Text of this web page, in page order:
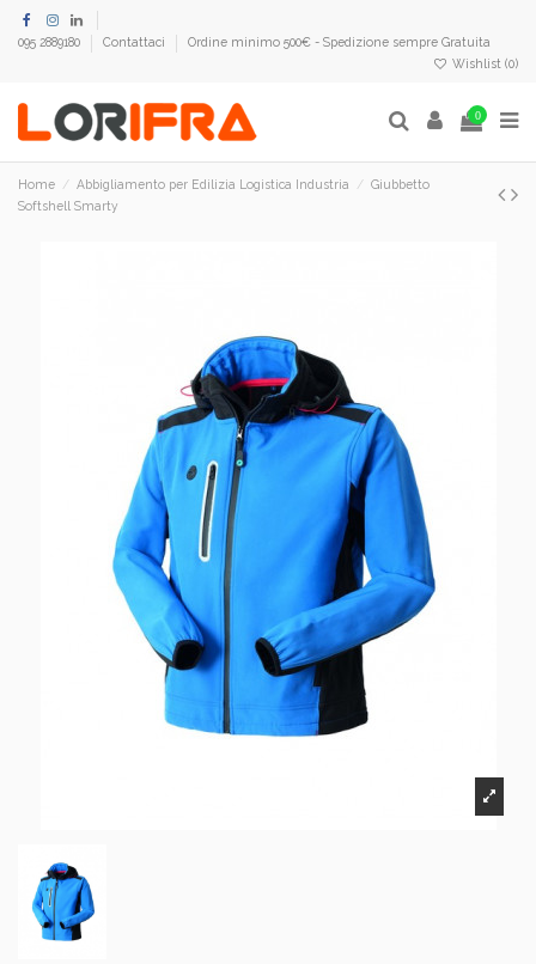
095 2889180 Contattaci
Ordine minimo 500€ - Spedizione sempre Gratuita
Wishlist (0)
0
Home Abbigliamento per Edilizia Logistica Industria
Giubbetto
Softshell Smarty